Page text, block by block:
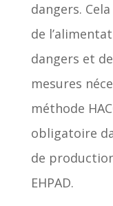
dangers.
de
dangers et
mesures
méthode
obligatoire
de
EHPAD.